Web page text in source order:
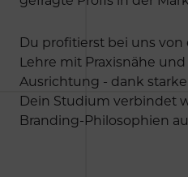
Du profitierst bei uns
Lehre mit Praxisnähe
Ausrichtung - dank
Dein Studium verbindet
Branding-Philosophien